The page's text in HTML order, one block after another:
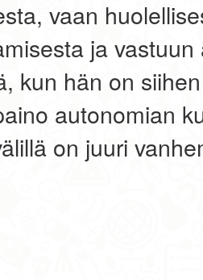
vaan
ja
, kun hän on
autonomian
on juuri